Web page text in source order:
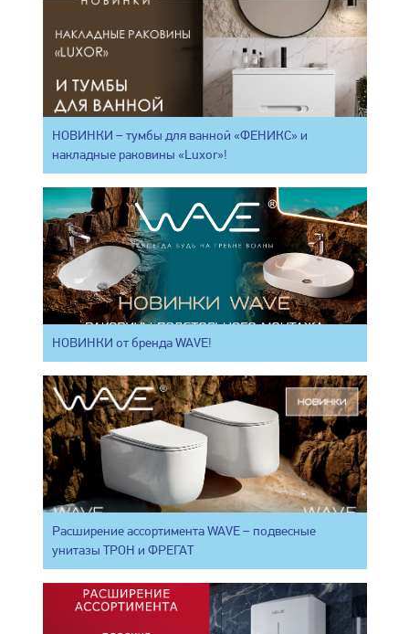
НОВИНКИ – тумбы для ванной «ФЕНИКС» и
накладные раковины «Luxor»!
НОВИНКИ от бренда WAVE!
Расширение ассортимента WAVE – подвесные
унитазы ТРОН и ФРЕГАТ